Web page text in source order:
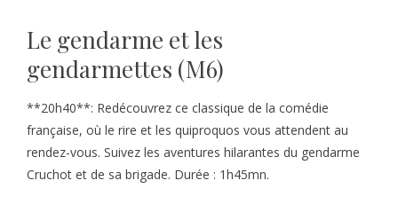
Le gendarme et les
gendarmettes (M6)
**20h40**: Redécouvrez ce classique de la comédie
française, où le rire et les quiproquos vous attendent au
rendez-vous. Suivez les aventures hilarantes du gendarme
Cruchot et de sa brigade. Durée : 1h45mn.